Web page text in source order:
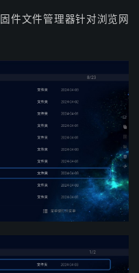
固件文件管理器针对浏览网